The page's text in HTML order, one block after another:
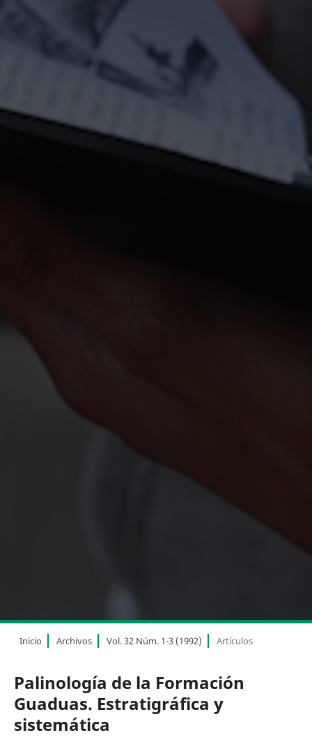
Inicio Archivos Vol. 32 Núm. 1-3 (1992) Artículos
Palinología de la Formación
Guaduas. Estratigráfica y
sistemática